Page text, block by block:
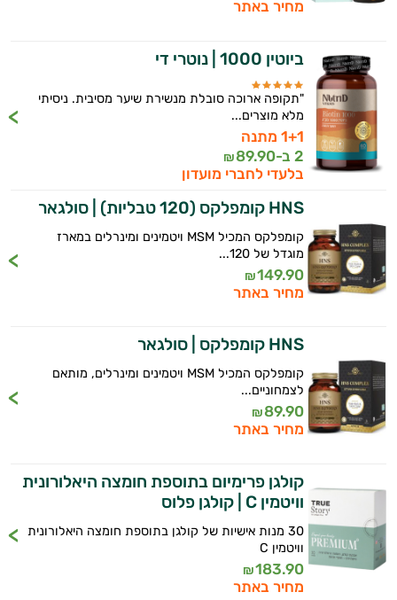
מחיר באתר
ביוטין 1000 | נוטרי די
"תקופה ארוכה סובלת מנשירת שיער מסיבית. ניסיתי
מלא מוצרים...
1+1 מתנה
2 ב-
89.90
₪
בלעדי לחברי מועדון
HNS קומפלקס (120 טבליות) | סולגאר
קומפלקס המכיל MSM ויטמינים ומינרלים במארז
מוגדל של 120...
149.90
₪
מחיר באתר
HNS קומפלקס | סולגאר
קומפלקס המכיל MSM ויטמינים ומינרלים, מותאם
לצמחוניים...
89.90
₪
מחיר באתר
קולגן פרימיום בתוספת חומצה היאלורונית
וויטמין C | קולגן פלוס
30 מנות אישיות של קולגן בתוספת חומצה היאלורונית
וויטמין C
183.90
₪
מחיר באתר
היי,
אני יועץ הבריאות האישי AI של טבע בריא.
התשובות שלי מבוססות על מאגרי מידע קליניים
וספרות מקצועית בתחומי הרפואה הטבעית